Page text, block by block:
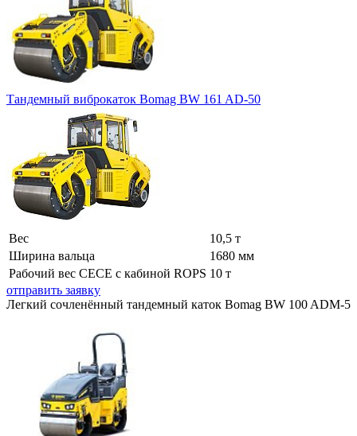
Тандемный виброкаток Bomag BW 161 AD-50
Вес
10,5 т
Ширина вальца
1680 мм
Рабочий вес СЕСЕ с кабиной ROPS 10 т
отправить заявку
Легкий сочленённый тандемный каток Bomag BW 100 ADM-5